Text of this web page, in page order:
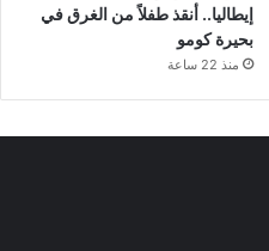
إيطاليا.. أنقذ طفلاً من الغرق في
بحيرة كومو
منذ 22 ساعة